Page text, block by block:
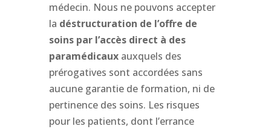
médecin. Nous ne pouvons accepter
la déstructuration de l’offre de
soins par l’accès direct à des
paramédicaux auxquels des
prérogatives sont accordées sans
aucune garantie de formation, ni de
pertinence des soins. Les risques
pour les patients, dont l’errance